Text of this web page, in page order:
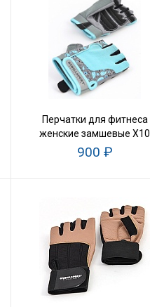
Перчатки для фитнеса
женские замшевые X10
900 ₽